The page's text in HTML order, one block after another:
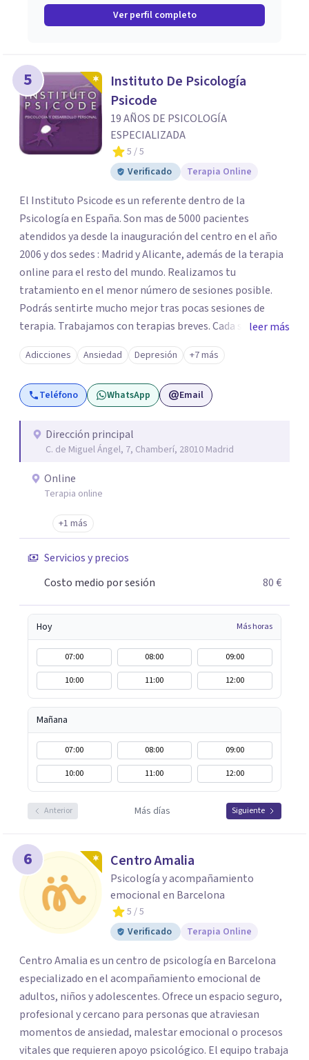
Ver perfil completo
5
Instituto De Psicología
Psicode
19 AÑOS DE PSICOLOGÍA
ESPECIALIZADA
5 / 5
Verificado
Terapia Online
El Instituto Psicode es un referente dentro de la
Psicología en España. Son mas de 5000 pacientes
atendidos ya desde la inauguración del centro en el año
2006 y dos sedes : Madrid y Alicante, además de la terapia
online para el resto del mundo. Realizamos tu
tratamiento en el menor número de sesiones posible.
Podrás sentirte mucho mejor tras pocas sesiones de
terapia. Trabajamos con terapias breves. Cada sesión de
terapia te resultará de utilidad y te ayudará a conseguir
tus objetivos. Entre nuestras especialidades destaca la
terapia de pareja y sexual, así como el tratamiento de
problemas emocionales, obsesiones, ansiedad , estrés,
además con un servicio de hipnosis regresiva para el
trabajo de "Terapia del Alma".
leer más
Adicciones Ansiedad Depresión +7 más
Teléfono WhatsApp Email
Dirección principal
C. de Miguel Ángel, 7, Chamberí, 28010 Madrid
Online
Terapia online
+1 más
Servicios y precios
Costo medio por sesión
80 €
Hoy Más horas
07:00 08:00
09:00
10:00
11:00 12:00
Mañana
07:00 08:00
09:00
10:00
11:00 12:00
Anterior Más días Siguiente
6 Centro Amalia
Psicología y acompañamiento
emocional en Barcelona
5 / 5
Verificado
Terapia Online
Centro Amalia es un centro de psicología en Barcelona
especializado en el acompañamiento emocional de
adultos, niños y adolescentes. Ofrece un espacio seguro,
profesional y cercano para personas que atraviesan
momentos de ansiedad, malestar emocional o procesos
vitales que requieren apoyo psicológico. El equipo trabaja